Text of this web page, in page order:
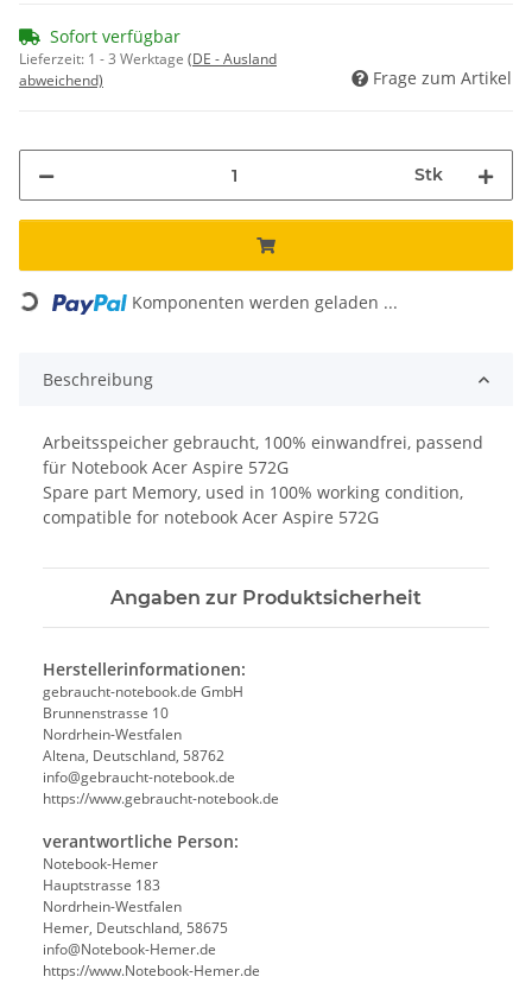
Sofort verfügbar
Lieferzeit: 1 - 3 Werktage (DE - Ausland
abweichend)
Frage zum Artikel
Stk
Loading... Komponenten werden geladen ...
Beschreibung
Arbeitsspeicher gebraucht, 100% einwandfrei, passend
für Notebook Acer Aspire 572G
Spare part Memory, used in 100% working condition,
compatible for notebook Acer Aspire 572G
Angaben zur Produktsicherheit
Herstellerinformationen:
gebraucht-notebook.de GmbH
Brunnenstrasse 10
Nordrhein-Westfalen
Altena, Deutschland, 58762
info@gebraucht-notebook.de
https://www.gebraucht-notebook.de
verantwortliche Person:
Notebook-Hemer
Hauptstrasse 183
Nordrhein-Westfalen
Hemer, Deutschland, 58675
info@Notebook-Hemer.de
https://www.Notebook-Hemer.de